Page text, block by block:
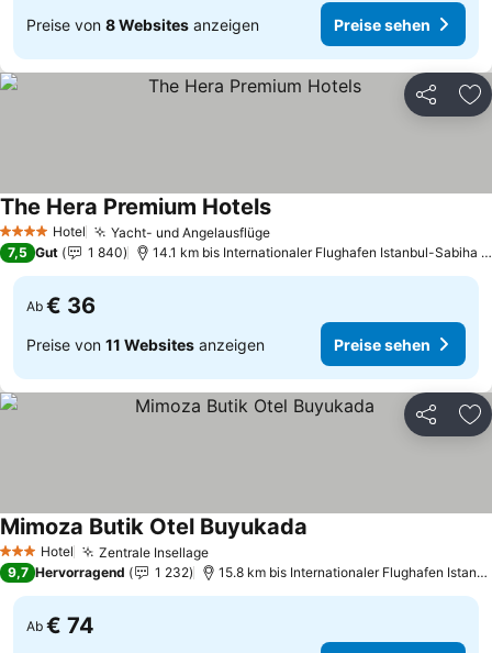
Preise von 8 Websites anzeigen Preise sehen
Teilen
4 Sterne Hotel Yacht- und AngelausflügePreise sehen
The Hera Premium HotelsPreise sehen
7,5 Gut 1 840 14.1 km bis Internationaler Flughafen Istanbul-Sabiha
Ab € 36
Preise von 11 Websites anzeigen Preise sehen
Teilen
3 SterneHotel Zentrale InsellagePreise sehen
Mimoza Butik Otel Buyukada
9,7 Hervorragend 1 232 15.8 km bis Internationaler Flughafen
Ab € 74